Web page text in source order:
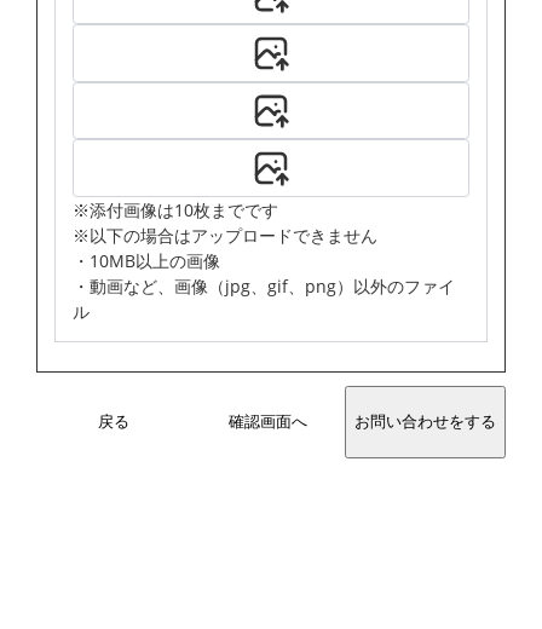
※添付画像は10枚までです
※以下の場合はアップロードできません
・10MB以上の画像
・動画など、画像（jpg、gif、png）以外のファイ
ル
戻る 確認画面へ